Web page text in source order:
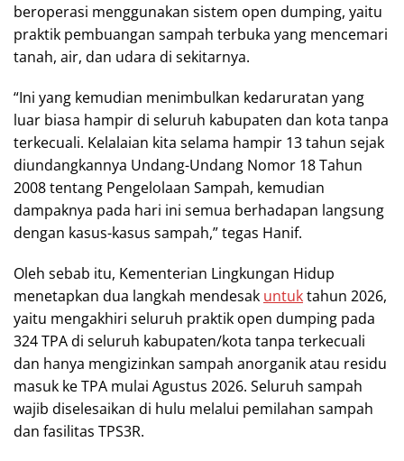
beroperasi menggunakan sistem open dumping, yaitu
praktik pembuangan sampah terbuka yang mencemari
tanah, air, dan udara di sekitarnya.
“Ini yang kemudian menimbulkan kedaruratan yang
luar biasa hampir di seluruh kabupaten dan kota tanpa
terkecuali. Kelalaian kita selama hampir 13 tahun sejak
diundangkannya Undang-Undang Nomor 18 Tahun
2008 tentang Pengelolaan Sampah, kemudian
dampaknya pada hari ini semua berhadapan langsung
dengan kasus-kasus sampah,” tegas Hanif.
Oleh sebab itu, Kementerian Lingkungan Hidup
menetapkan dua langkah mendesak untuktahun 2026,
yaitu mengakhiri seluruh praktik open dumping pada
324 TPA di seluruh kabupaten/kota tanpa terkecuali
dan hanya mengizinkan sampah anorganik atau residu
masuk ke TPA mulai Agustus 2026. Seluruh sampah
wajib diselesaikan di hulu melalui pemilahan sampah
dan fasilitas TPS3R.